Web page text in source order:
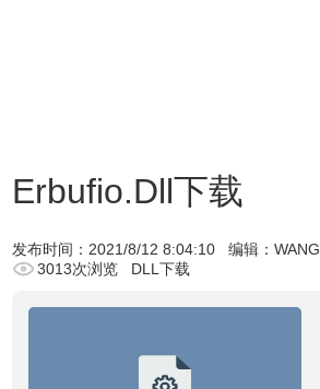
Erbufio.Dll下载
发布时间： 2021/8/12 8:04:10 编辑：WANG
3013次浏览
DLL下载